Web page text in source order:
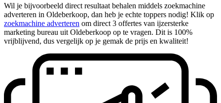
Wil je bijvoorbeeld direct resultaat behalen middels zoekmachine
adverteren in Oldeberkoop, dan heb je echte toppers nodig! Klik op
zoekmachine adverteren om direct 3 offertes van ijzersterke
marketing bureau uit Oldeberkoop op te vragen. Dit is 100%
vrijblijvend, dus vergelijk op je gemak de prijs en kwaliteit!